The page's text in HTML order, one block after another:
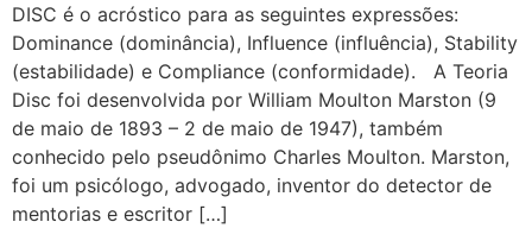
DISC é o acróstico para as seguintes expressões:
Dominance (dominância), Influence (influência), Stability
(estabilidade) e Compliance (conformidade). A Teoria
Disc foi desenvolvida por William Moulton Marston (9
de maio de 1893 – 2 de maio de 1947), também
conhecido pelo pseudônimo Charles Moulton. Marston,
foi um psicólogo, advogado, inventor do detector de
mentorias e escritor […]